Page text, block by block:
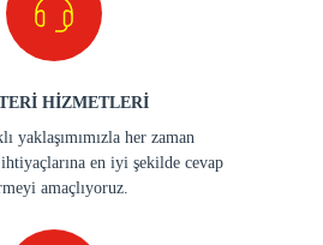
HİZMETLERİ
yaklaşımımızla her zaman
en iyi şekilde cevap
amaçlıyoruz.